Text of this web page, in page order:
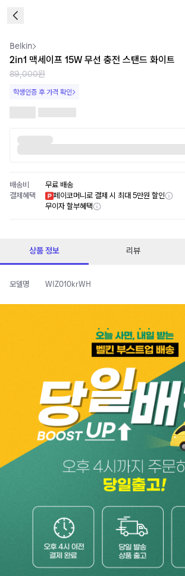
Belkin
2in1 맥세이프 15W 무선 충전 스탠드 화이트
89,000원
학생인증 후 가격 확인
배송비
무료 배송
결제혜택
페이코머니로 결제 시 최대 5만원 할인
무이자 할부혜택
상품 정보 리뷰
모델명 WIZ010krWH